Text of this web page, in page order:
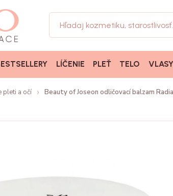
LÍČENIE PLEŤ TELO VLASY
pleti a očí Beauty of Joseon odličovací balzam